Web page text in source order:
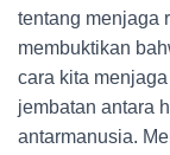
tentang menjaga
membuktikan
cara kita
jembatan antara
antarmanusia.